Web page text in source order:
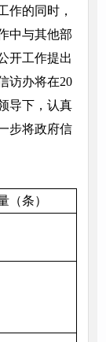
作的同时，
中与其他部
开工作提出
访办将在20
导下，认真
步将政府信
（条）